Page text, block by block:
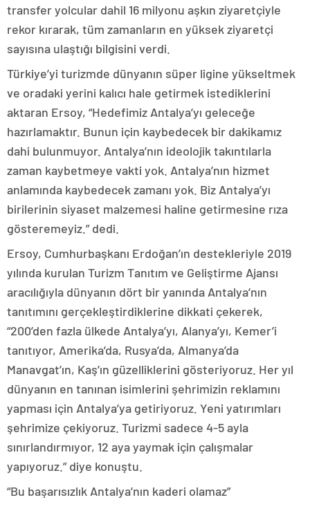
transfer yolcular dahil 16 milyonu aşkın ziyaretçiyle
rekor kırarak, tüm zamanların en yüksek ziyaretçi
sayısına ulaştığı bilgisini verdi.
Türkiye’yi turizmde dünyanın süper ligine yükseltmek
ve oradaki yerini kalıcı hale getirmek istediklerini
aktaran Ersoy, “Hedefimiz Antalya’yı geleceğe
hazırlamaktır. Bunun için kaybedecek bir dakikamız
dahi bulunmuyor. Antalya’nın ideolojik takıntılarla
zaman kaybetmeye vakti yok. Antalya’nın hizmet
anlamında kaybedecek zamanı yok. Biz Antalya’yı
birilerinin siyaset malzemesi haline getirmesine rıza
gösteremeyiz.” dedi.
Ersoy, Cumhurbaşkanı Erdoğan’ın destekleriyle 2019
yılında kurulan Turizm Tanıtım ve Geliştirme Ajansı
aracılığıyla dünyanın dört bir yanında Antalya’nın
tanıtımını gerçekleştirdiklerine dikkati çekerek,
“200’den fazla ülkede Antalya’yı, Alanya’yı, Kemer’i
tanıtıyor, Amerika’da, Rusya’da, Almanya’da
Manavgat’ın, Kaş’ın güzelliklerini gösteriyoruz. Her yıl
dünyanın en tanınan isimlerini şehrimizin reklamını
yapması için Antalya’ya getiriyoruz. Yeni yatırımları
şehrimize çekiyoruz. Turizmi sadece 4-5 ayla
sınırlandırmıyor, 12 aya yaymak için çalışmalar
yapıyoruz.” diye konuştu.
“Bu başarısızlık Antalya’nın kaderi olamaz”